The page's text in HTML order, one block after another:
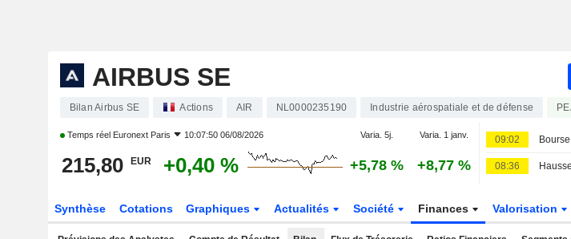
AIRBUS SE
Bilan Airbus SE Actions AIR NL0000235190 Industrie aérospatiale et de défense
Temps réel Euronext Paris 10:07:50 06/08/2026 Varia. 5j. Varia. 1 janv.
215,80 EUR +0,40 % +5,78 % +8,77 %
09:02
08:36
Synthèse Cotations Graphiques Actualités Société Finances Valorisation